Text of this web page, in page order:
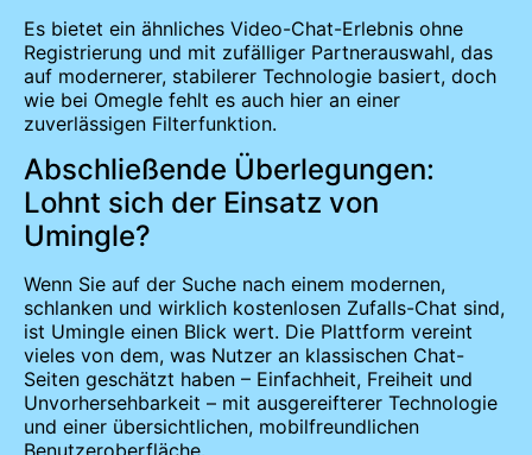
Es bietet ein ähnliches Video-Chat-Erlebnis ohne
Registrierung und mit zufälliger Partnerauswahl, das
auf modernerer, stabilerer Technologie basiert, doch
wie bei Omegle fehlt es auch hier an einer
zuverlässigen Filterfunktion.
Abschließende Überlegungen:
Lohnt sich der Einsatz von
Umingle?
Wenn Sie auf der Suche nach einem modernen,
schlanken und wirklich kostenlosen Zufalls-Chat sind,
ist Umingle einen Blick wert. Die Plattform vereint
vieles von dem, was Nutzer an klassischen Chat-
Seiten geschätzt haben – Einfachheit, Freiheit und
Unvorhersehbarkeit – mit ausgereifterer Technologie
und einer übersichtlichen, mobilfreundlichen
Benutzeroberfläche.